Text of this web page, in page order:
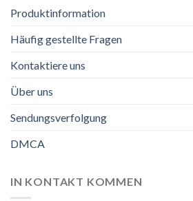
Produktinformation
Häufig gestellte Fragen
Kontaktiere uns
Über uns
Sendungsverfolgung
DMCA
IN KONTAKT KOMMEN